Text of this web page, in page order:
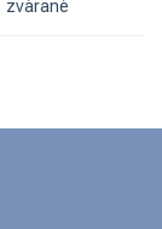
zvárané